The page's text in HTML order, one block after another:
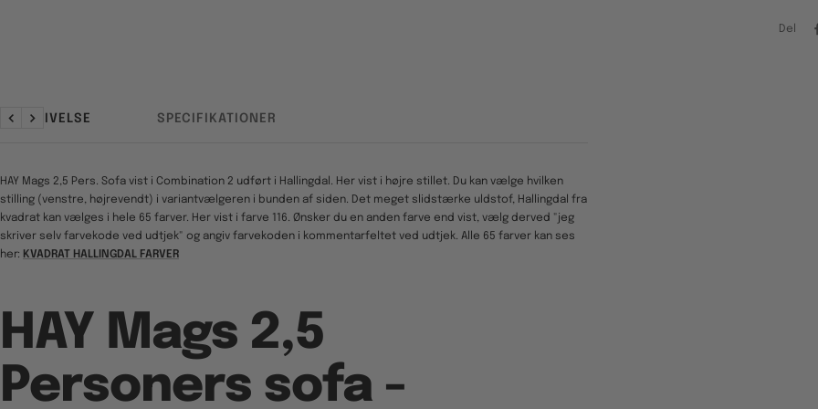
Del
BESKRIVELSE SPECIFIKATIONER
ForrigeNæste
HAY Mags 2,5 Pers. Sofa vist i Combination 2 udført i Hallingdal. Her vist i højre stillet. Du kan vælge hvilken
stilling (venstre, højrevendt) i variantvælgeren i bunden af siden. Det meget slidstærke uldstof, Hallingdal fra
kvadrat kan vælges i hele 65 farver. Her vist i farve 116. Ønsker du en anden farve end vist, vælg derved "jeg
skriver selv farvekode ved udtjek" og angiv farvekoden i kommentarfeltet ved udtjek. Alle 65 farver kan ses
her: KVADRAT HALLINGDAL FARVER
HAY Mags 2,5
Personers sofa -